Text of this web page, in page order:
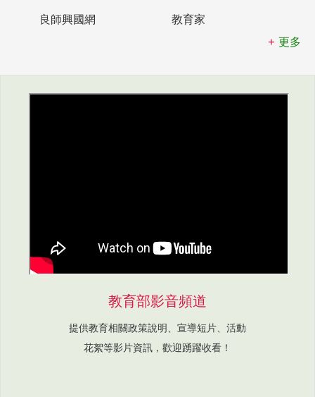
良師興國網
教育家
更多
教育部影音頻道
提供教育相關政策說明、宣導短片、活動
花絮等影片資訊，歡迎踴躍收看！